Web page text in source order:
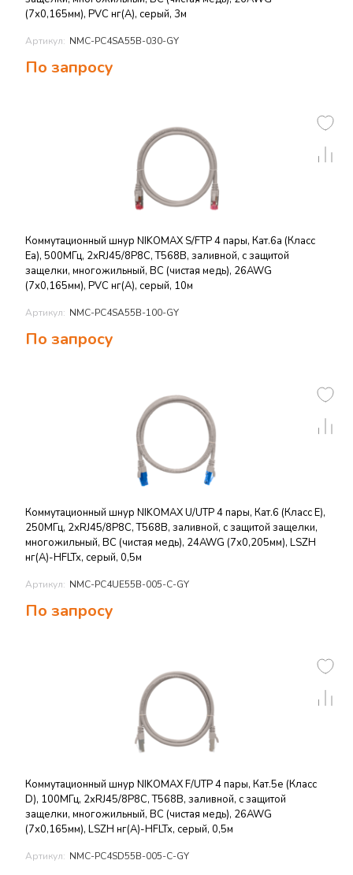
(7х0,165мм), PVC нг(А), серый, 3м
Артикул: NMC-PC4SA55B-030-GY
По запросу
Коммутационный шнур NIKOMAX S/FTP 4 пары, Кат.6a (Класс
Ea), 500МГц, 2хRJ45/8P8C, T568B, заливной, с защитой
защелки, многожильный, BC (чистая медь), 26AWG
(7х0,165мм), PVC нг(А), серый, 10м
Артикул: NMC-PC4SA55B-100-GY
По запросу
Коммутационный шнур NIKOMAX U/UTP 4 пары, Кат.6 (Класс E),
250МГц, 2хRJ45/8P8C, T568B, заливной, с защитой защелки,
многожильный, BC (чистая медь), 24AWG (7х0,205мм), LSZH
нг(А)-HFLTx, серый, 0,5м
Артикул: NMC-PC4UE55B-005-C-GY
По запросу
Коммутационный шнур NIKOMAX F/UTP 4 пары, Кат.5е (Класс
D), 100МГц, 2хRJ45/8P8C, T568B, заливной, с защитой
защелки, многожильный, BC (чистая медь), 26AWG
(7х0,165мм), LSZH нг(А)-HFLTx, серый, 0,5м
Артикул: NMC-PC4SD55B-005-C-GY